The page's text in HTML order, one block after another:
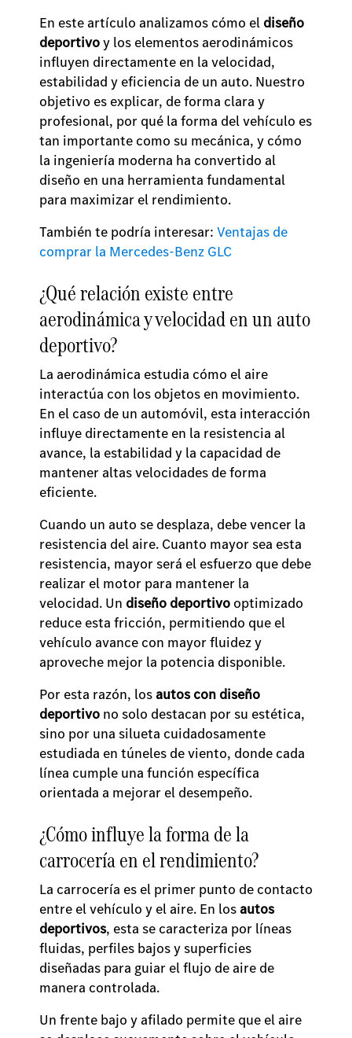
En este artículo analizamos cómo el diseño
deportivoy los elementos aerodinámicos
influyen directamente en la velocidad,
estabilidad y eficiencia de un auto. Nuestro
objetivo es explicar, de forma clara y
profesional, por qué la forma del vehículo es
tan importante como su mecánica, y cómo
la ingeniería moderna ha convertido al
diseño en una herramienta fundamental
para maximizar el rendimiento.
También te podría interesar: Ventajas de
comprar la Mercedes-Benz GLC
¿Qué relación existe entre
aerodinámica y velocidad en un auto
deportivo?
La aerodinámica estudia cómo el aire
interactúa con los objetos en movimiento.
En el caso de un automóvil, esta interacción
influye directamente en la resistencia al
avance, la estabilidad y la capacidad de
mantener altas velocidades de forma
eficiente.
Cuando un auto se desplaza, debe vencer la
resistencia del aire. Cuanto mayor sea esta
resistencia, mayor será el esfuerzo que debe
realizar el motor para mantener la
velocidad. Un diseño deportivo optimizado
reduce esta fricción, permitiendo que el
vehículo avance con mayor fluidez y
aproveche mejor la potencia disponible.
Por esta razón, los autos con diseño
deportivo no solo destacan por su estética,
sino por una silueta cuidadosamente
estudiada en túneles de viento, donde cada
línea cumple una función específica
orientada a mejorar el desempeño.
¿Cómo influye la forma de la
carrocería en el rendimiento?
La carrocería es el primer punto de contacto
entre el vehículo y el aire. En los autos
deportivos, esta se caracteriza por líneas
fluidas, perfiles bajos y superficies
diseñadas para guiar el flujo de aire de
manera controlada.
Un frente bajo y afilado permite que el aire